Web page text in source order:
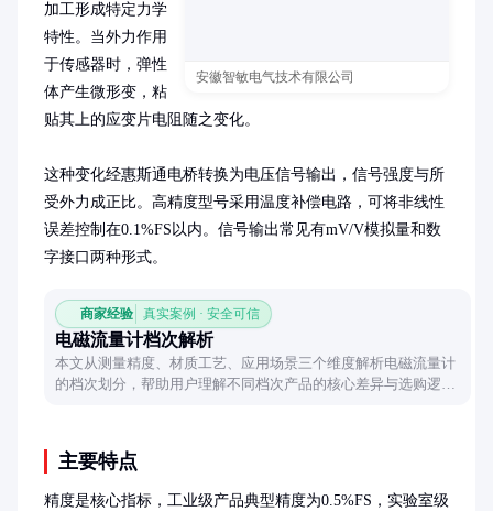
安徽智敏电气技术有限公司
加工形成特定力学
特性。当外力作用
于传感器时，弹性
体产生微形变，粘
贴其上的应变片电阻随之变化。
这种变化经惠斯通电桥转换为电压信号输出，信号强度与所
受外力成正比。高精度型号采用温度补偿电路，可将非线性
误差控制在0.1%FS以内。信号输出常见有mV/V模拟量和数
字接口两种形式。
商家经验 真实案例 · 安全可信
电磁流量计档次解析
本文从测量精度、材质工艺、应用场景三个维度解析电磁流量计
的档次划分，帮助用户理解不同档次产品的核心差异与选购逻
主要特点
精度是核心指标，工业级产品典型精度为0.5%FS，实验室级